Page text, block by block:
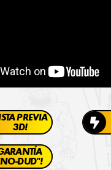
PREVIA
3D!
DUD"!